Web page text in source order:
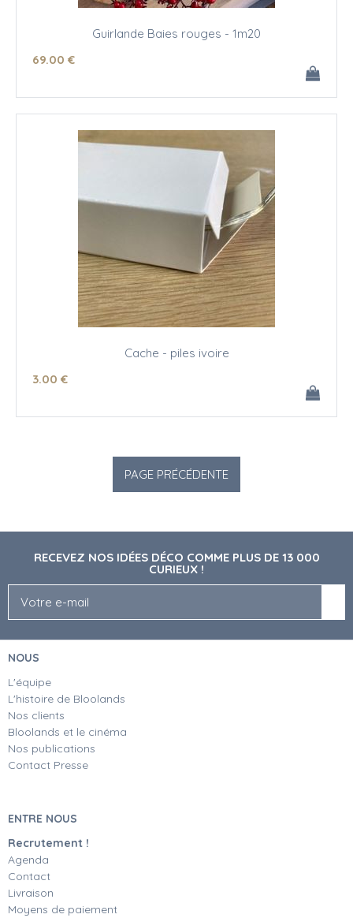
Guirlande Baies rouges - 1m20
69.00 €
Cache - piles ivoire
3.00 €
RECEVEZ NOS IDÉES DÉCO COMME PLUS DE 13 000
CURIEUX !
NOUS
L'équipe
L'histoire de Bloolands
Nos clients
Bloolands et le cinéma
Nos publications
Contact Presse
ENTRE NOUS
Recrutement !
Agenda
Contact
Livraison
Moyens de paiement